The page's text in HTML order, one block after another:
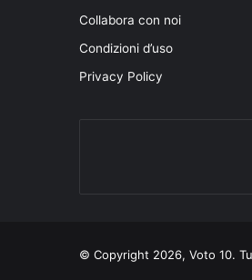
Collabora con noi
Condizioni d’uso
Privacy Policy
© Copyright 2026, Voto 10.